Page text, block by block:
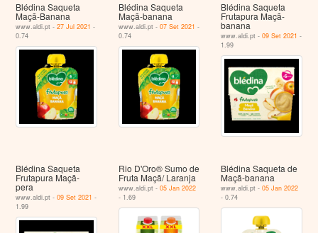
Blédina Saqueta
Maçã-Banana
www.aldi.pt -27 Jul 2021 -
0.74
Blédina Saqueta
Maçã-banana
www.aldi.pt - 07 Set 2021 -
0.74
Blédina Saqueta
Frutapura Maçã-
banana
www.aldi.pt -09 Set 2021 -
1.99
Blédina Saqueta
Frutapura Maçã-
pera
www.aldi.pt -09 Set 2021 -
1.99
Rio D'Oro® Sumo de
Fruta Maçã/ Laranja
www.aldi.pt - 05 Jan 2022
- 1.69
Blédina Saqueta de
Maçã-banana
www.aldi.pt -05 Jan 2022
- 0.74